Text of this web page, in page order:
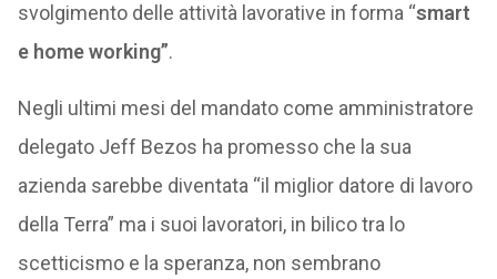
svolgimento delle attività lavorative in forma “smart
e home working”.
Negli ultimi mesi del mandato come amministratore
delegato Jeff Bezos ha promesso che la sua
azienda sarebbe diventata “il miglior datore di lavoro
della Terra” ma i suoi lavoratori, in bilico tra lo
scetticismo e la speranza, non sembrano